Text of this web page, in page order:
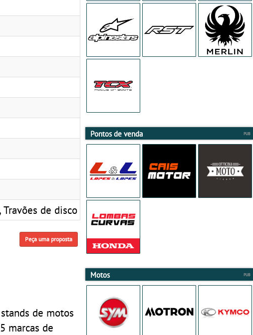
de disco
Peça uma proposta
de motos
marcas de
Pontos de venda
Motos